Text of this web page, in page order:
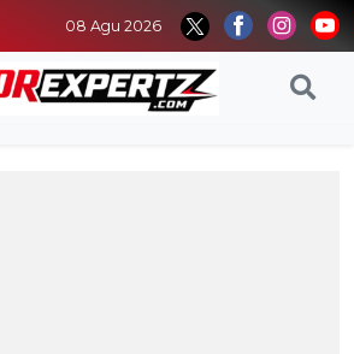
08 Agu 2026